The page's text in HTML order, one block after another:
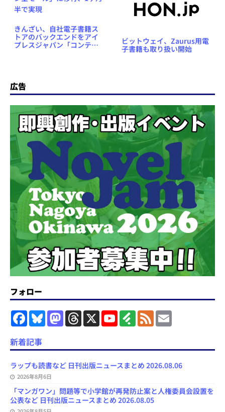
きんざい、自社電子書籍ス
トアのバックエンドをアイ
プレスジャパン「コンテン
ビットウェイ、Zaurus用電
子書籍も取り扱い開始
広告
フォロー
F
a
e
b
o
k
B
s
y
M
a
o
o
n
T
h
a
s
X
Y
o
u
e
C
a
n
n
F
e
l
F
e
l
新着記事
ラップも読書など 日刊出版ニュースまとめ 2026.08.06
2026年8月6日
「マンガワン」問題等で小学館が再発防止案と人権委員会設置を
公表など 日刊出版ニュースまとめ 2026.08.05